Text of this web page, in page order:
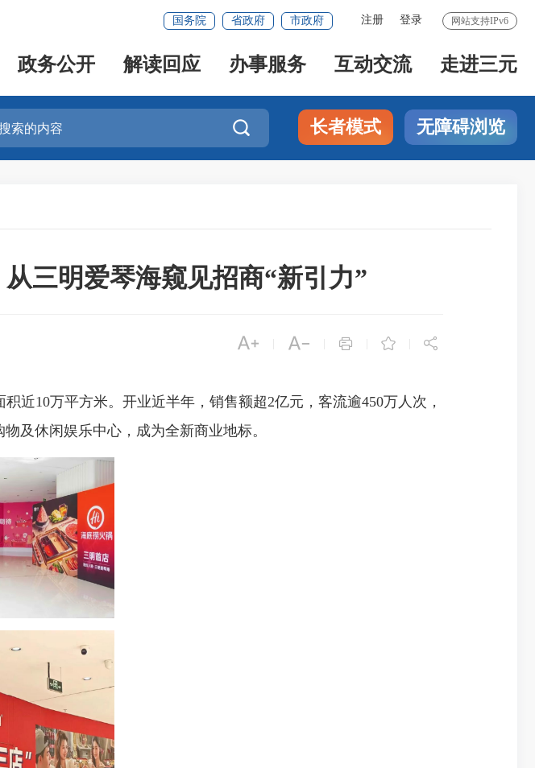
网站支持IPv6
注册 登录
国务院 省政府 市政府
政务公开 解读回应 办事服务 互动交流 走进三元
 长者模式 无障碍浏览
三明爱琴海窥见招商“新引力”
    
10万平方米。开业近半年，销售额超2亿元，客流逾450万人次，
及休闲娱乐中心，成为全新商业地标。